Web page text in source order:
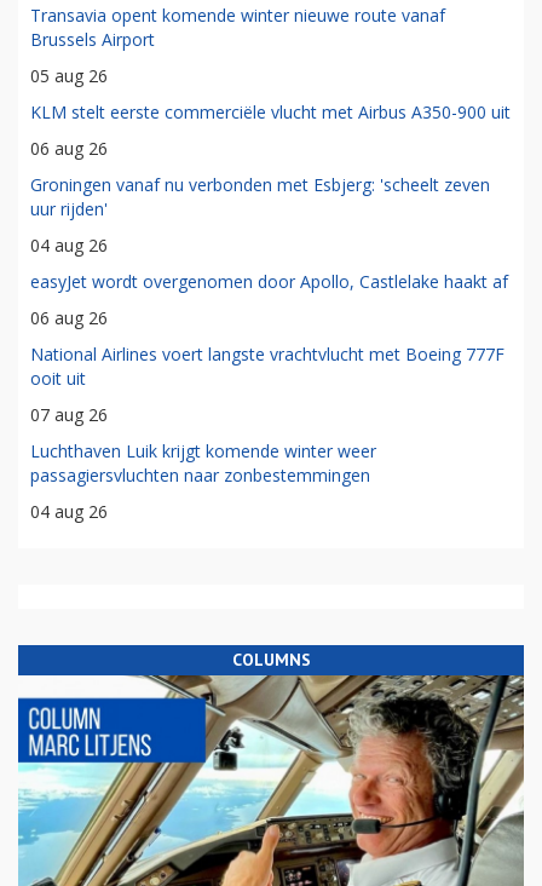
Transavia opent komende winter nieuwe route vanaf
Brussels Airport
05 aug 26
KLM stelt eerste commerciële vlucht met Airbus A350-900 uit
06 aug 26
Groningen vanaf nu verbonden met Esbjerg: 'scheelt zeven
uur rijden'
04 aug 26
easyJet wordt overgenomen door Apollo, Castlelake haakt af
06 aug 26
National Airlines voert langste vrachtvlucht met Boeing 777F
ooit uit
07 aug 26
Luchthaven Luik krijgt komende winter weer
passagiersvluchten naar zonbestemmingen
04 aug 26
COLUMNS